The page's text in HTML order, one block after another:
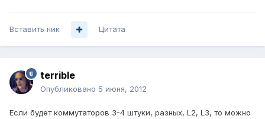
Вставить ник Цитата
terrible
Опубликовано 5 июня, 2012
Если будет коммутаторов 3-4 штуки, разных, L2, L3, то можно